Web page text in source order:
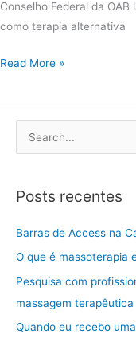
Conselho Federal da
como terapia alternativa
Read More »
q
u
p
Posts recentes
Barras de Access na
O que é massoterapia
Pesquisa com
massagem terapêutica
Quando eu recebo